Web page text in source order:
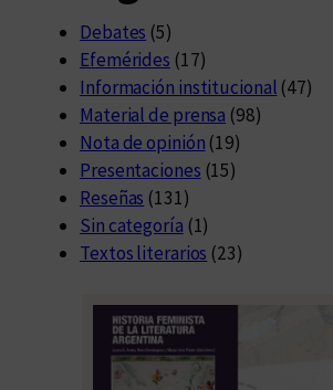
Debates (5)
Efemérides (17)
Información institucional (47)
Material de prensa (98)
Nota de opinión (19)
Presentaciones (15)
Reseñas (131)
Sin categoría (1)
Textos literarios (23)